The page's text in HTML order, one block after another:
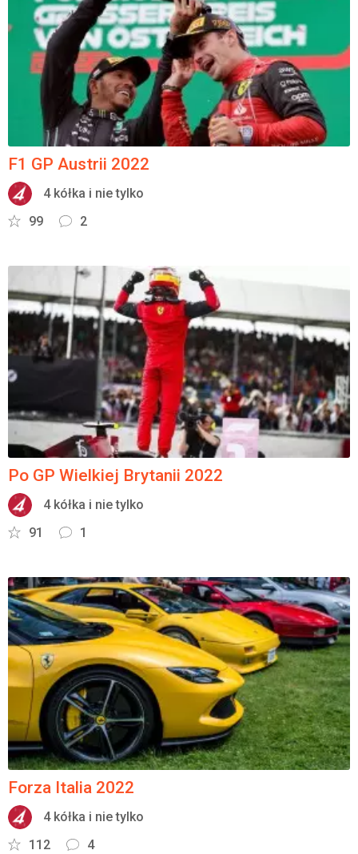
F1 GP Austrii 2022
4 kółka i nie tylko
99
2
Po GP Wielkiej Brytanii 2022
4 kółka i nie tylko
91
1
Forza Italia 2022
4 kółka i nie tylko
112
4